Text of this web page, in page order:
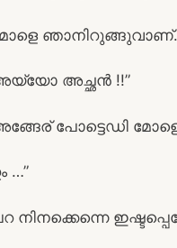
അച്ഛൻ !!”
പോട്ടെഡി
…”
നിനക്കെന്നെ